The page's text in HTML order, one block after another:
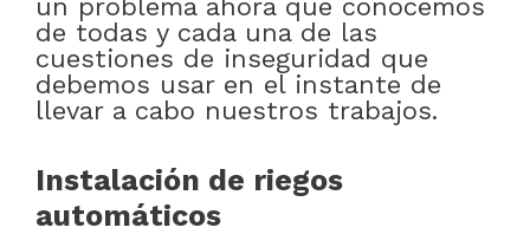
un problema ahora que conocemos
de todas y cada una de las
cuestiones de inseguridad que
debemos usar en el instante de
llevar a cabo nuestros trabajos.
Instalación de riegos
automáticos